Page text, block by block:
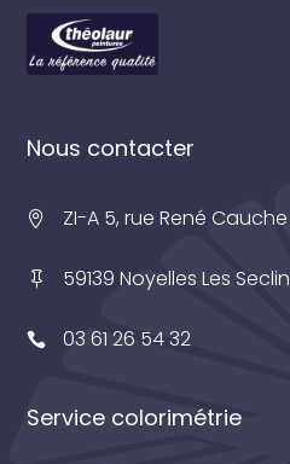
Nous contacter
ZI-A 5, rue René Cauche
59139 Noyelles Les Seclin
03 61 26 54 32
Service colorimétrie